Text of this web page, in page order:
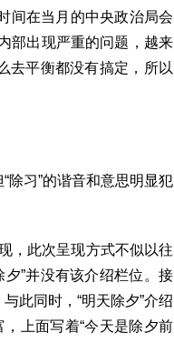
间在当月的中央政治局会
部出现严重的问题，越来
去平衡都没有搞定，所以
除习”的谐音和意思明显犯
，此次呈现方式不似以往
”并没有该介绍栏位。接
此同时，“明天除夕”介绍
，上面写着“今天是除夕前